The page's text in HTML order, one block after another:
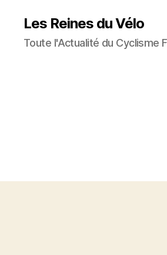
Les Reines du Vélo
Toute l'Actualité du Cyclisme